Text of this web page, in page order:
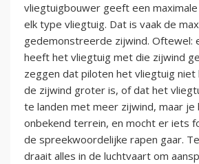
vliegtuigbouwer geeft een
elk type vliegtuig. Dat is vaak de
gedemonstreerde zijwind. Oftewel:
heeft het vliegtuig met die zijwind
zeggen dat piloten het vliegtuig niet
de zijwind groter is, of dat het
te landen met meer zijwind, maar
onbekend terrein, en mocht er iets
de spreekwoordelijke rapen gaar.
draait alles in de luchtvaart om